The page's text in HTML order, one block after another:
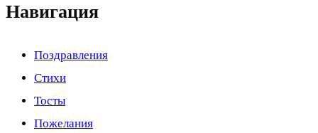
Навигация
Поздравления
Стихи
Тосты
Пожелания